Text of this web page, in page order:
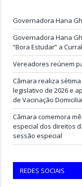
Governadora Hana
Governadora Hana
“Bora Estudar” a
Vereadores reúnem
Câmara realiza
legislativo de 2026 e
de Vacinação
Câmara comemora
especial dos direitos
sessão especial
REDES SOCIAIS